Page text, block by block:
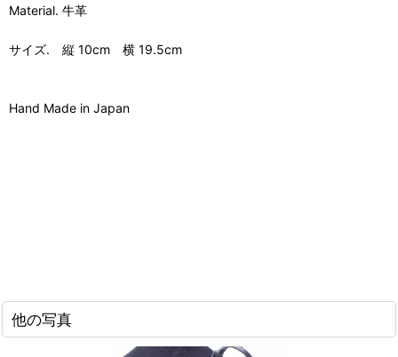
Material. 牛革
サイズ. 縦 10cm 横 19.5cm
Hand Made in Japan
他の写真